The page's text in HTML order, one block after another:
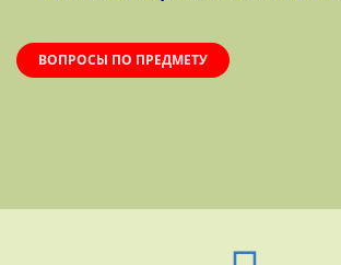
ВОПРОСЫ ПО ПРЕДМЕТУ